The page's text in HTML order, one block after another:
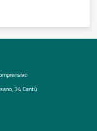
34 Cantù
pagina iniziale della scuola